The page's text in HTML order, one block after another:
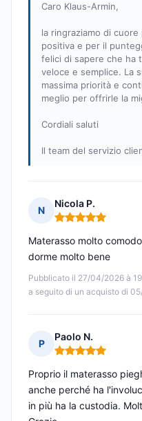
Caro Klaus-Armin,
la ringraziamo di
positiva e per il
felici di sapere che ha
veloce e semplice. La
massima priorità e
meglio per offrirle la
Cordiali saluti
Il team del servizio
N
Nicola P.
Nota: 5 su 5
Pubblicato il 27/04/2026 à
a seguito di un acquisto di
Materasso molto
dorme molto bene
P
Paolo N.
Nota: 5 su 5
Proprio il materasso
anche perché ha
in più ha la custodia.